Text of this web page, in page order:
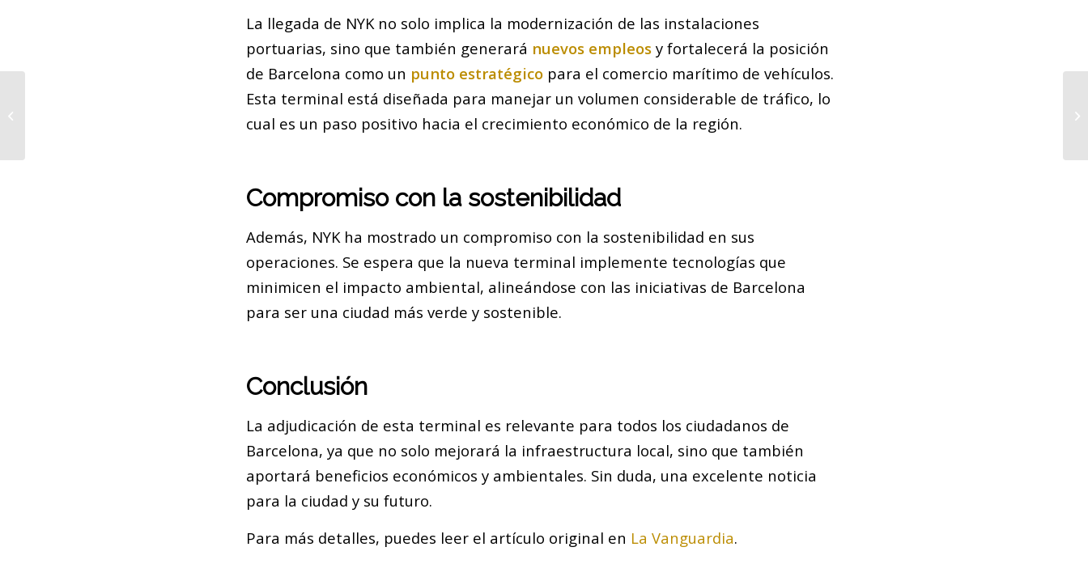
La llegada de NYK no solo implica la modernización de las instalaciones
portuarias, sino que también generará nuevos empleos y fortalecerá la posición
de Barcelona como un punto estratégico para el comercio marítimo de vehículos.
Esta terminal está diseñada para manejar un volumen considerable de tráfico, lo
cual es un paso positivo hacia el crecimiento económico de la región.
Compromiso con la sostenibilidad
Además, NYK ha mostrado un compromiso con la sostenibilidad en sus
operaciones. Se espera que la nueva terminal implemente tecnologías que
minimicen el impacto ambiental, alineándose con las iniciativas de Barcelona
para ser una ciudad más verde y sostenible.
Conclusión
La adjudicación de esta terminal es relevante para todos los ciudadanos de
Barcelona, ya que no solo mejorará la infraestructura local, sino que también
aportará beneficios económicos y ambientales. Sin duda, una excelente noticia
para la ciudad y su futuro.
Para más detalles, puedes leer el artículo original en La Vanguardia.